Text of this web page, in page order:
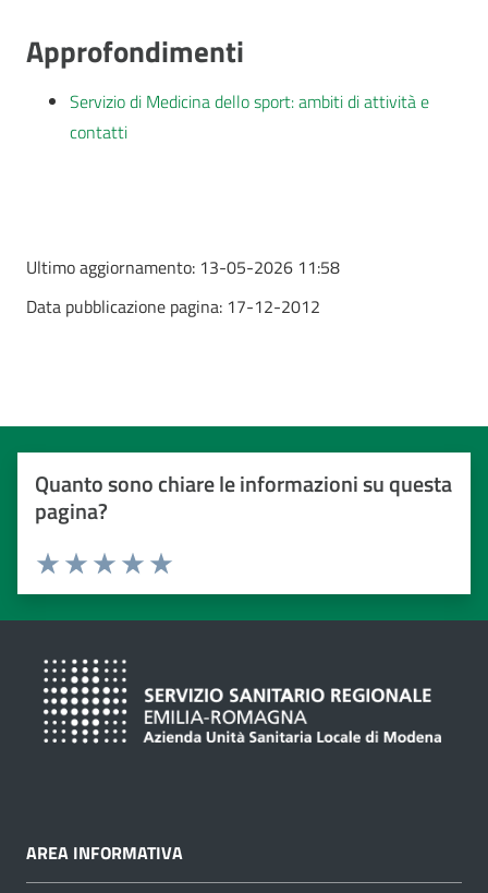
Approfondimenti
Servizio di Medicina dello sport: ambiti di attività e
contatti
Ultimo aggiornamento: 13-05-2026 11:58
Data pubblicazione pagina: 17-12-2012
Quanto sono chiare le informazioni su questa
pagina?
Valuta da 1 a 5 stelle
Valuta 5 stelle su 5
Valuta 4 stelle su 5
Valuta 3 stelle su 5
Valuta 2 stelle su 5
Valuta 1 stelle su 5
AREA INFORMATIVA